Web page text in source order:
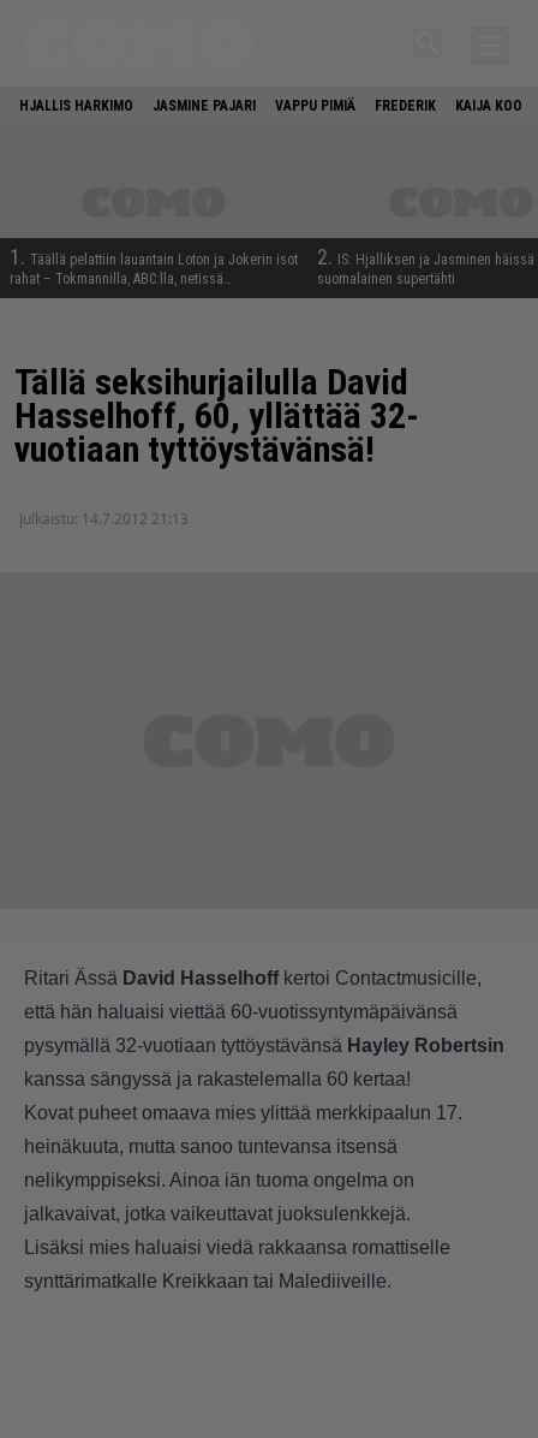
HJALLIS HARKIMO JASMINE PAJARI VAPPU PIMIÄ FREDERIK KAIJA KOO
1. Täällä pelattiin lauantain Loton ja Jokerin isot
rahat – Tokmannilla, ABC:lla, netissä…
2.
IS: Hjalliksen ja Jasminen häissä
suomalainen supertähti
Tällä seksihurjailulla David
Hasselhoff, 60, yllättää 32-
vuotiaan tyttöystävänsä!
Julkaistu: 14.7.2012 21:13
Ritari Ässä David Hasselhoffkertoi Contactmusicille,
että hän haluaisi viettää 60-vuotissyntymäpäivänsä
pysymällä 32-vuotiaan tyttöystävänsä Hayley Robertsin
kanssa sängyssä ja rakastelemalla 60 kertaa!
Kovat puheet omaava mies ylittää merkkipaalun 17.
heinäkuuta, mutta sanoo tuntevansa itsensä
nelikymppiseksi. Ainoa iän tuoma ongelma on
jalkavaivat, jotka vaikeuttavat juoksulenkkejä.
Lisäksi mies haluaisi viedä rakkaansa romattiselle
synttärimatkalle Kreikkaan tai Malediiveille.